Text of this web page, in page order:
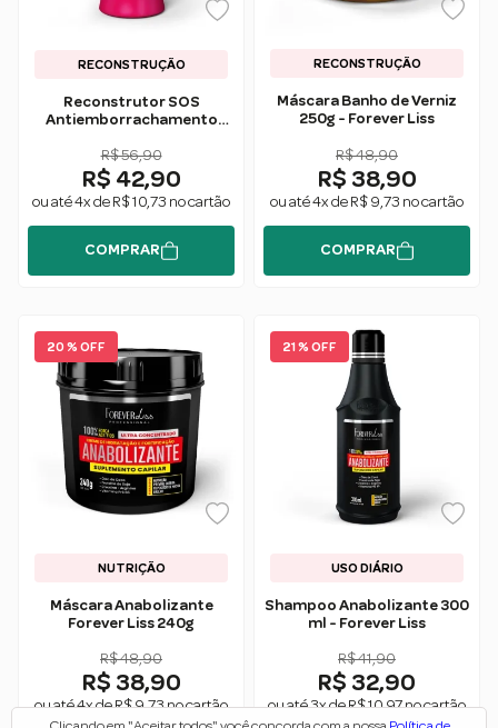
RECONSTRUÇÃO
Reconstrutor SOS
Antiemborrachamento
R$ 56,90
R$ 42,90
ou até 4x de R$ 10,73 no cartão
COMPRAR
RECONSTRUÇÃO
Máscara Banho de Verniz
250g - Forever Liss
R$ 48,90
R$ 38,90
ou até 4x de R$ 9,73 no cartão
COMPRAR
20 % OFF
NUTRIÇÃO
Máscara Anabolizante
Forever Liss 240g
R$ 48,90
R$ 38,90
ou até 4x de R$ 9,73 no cartão
21 % OFF
USO DIÁRIO
Shampoo Anabolizante 300
ml - Forever Liss
R$ 41,90
R$ 32,90
ou até 3x de R$ 10,97 no cartão